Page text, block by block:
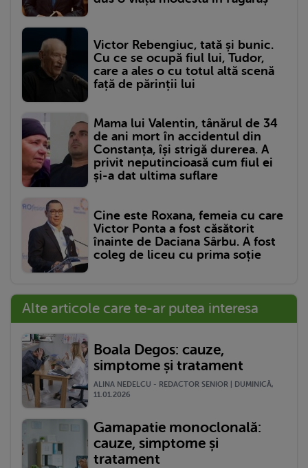
Victor Rebengiuc, tată și bunic.
Cu ce se ocupă fiul lui, Tudor,
care a ales o cu totul altă scenă
față de părinții lui
Mama lui Valentin, tânărul de 34
de ani mort în accidentul din
Constanța, își strigă durerea. A
privit neputincioasă cum fiul ei
și-a dat ultima suflare
Cine este Roxana, femeia cu care
Victor Ponta a fost căsătorit
înainte de Daciana Sârbu. A fost
coleg de liceu cu prima soție
Alte articole care te-ar putea interesa
Boala Degos: cauze,
simptome și tratament
ALINA NEDELCU - REDACTOR SENIOR | DUMINICĂ,
11.01.2026
Gamapatie monoclonală:
cauze, simptome și
tratament